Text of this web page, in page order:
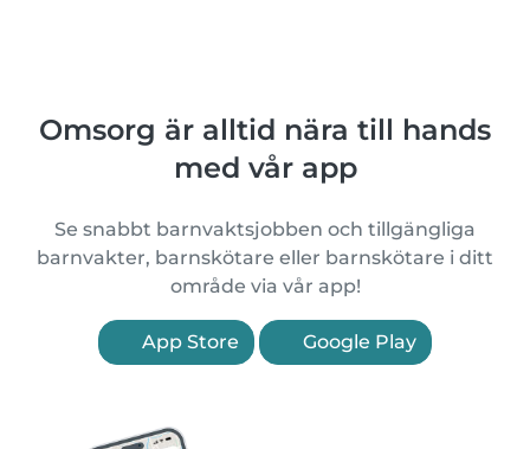
Omsorg är alltid nära till hands
med vår app
Se snabbt barnvaktsjobben och tillgängliga
barnvakter, barnskötare eller barnskötare i ditt
område via vår app!
App Store Google Play